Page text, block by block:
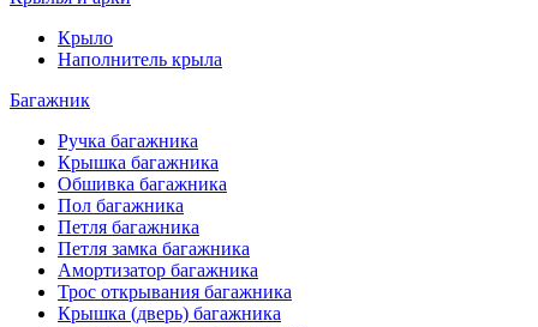
Крыло
Наполнитель крыла
Багажник
Ручка багажника
Крышка багажника
Обшивка багажника
Пол багажника
Петля багажника
Петля замка багажника
Амортизатор багажника
Трос открывания багажника
Крышка (дверь) багажника